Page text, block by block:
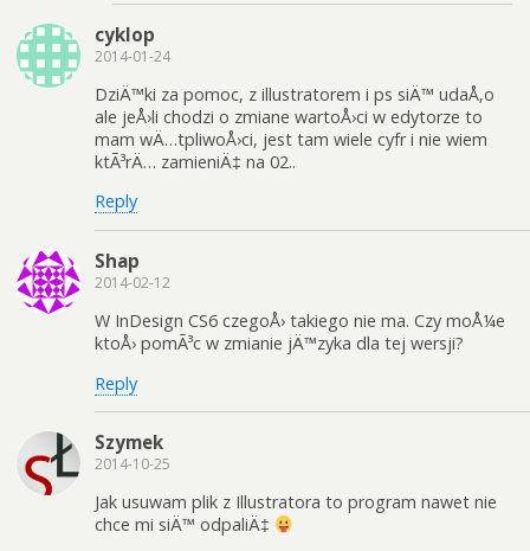
cyklop
2014-01-24
DziÄ™ki za pomoc, z illustratorem i ps siÄ™ udaÅ‚o
ale jeÅ›li chodzi o zmiane wartoÅ›ci w edytorze to
mam wÄ…tpliwoÅ›ci, jest tam wiele cyfr i nie wiem
ktÃ³rÄ… zamieniÄ‡ na 02..
Reply
Shap
2014-02-12
W InDesign CS6 czegoÅ› takiego nie ma. Czy moÅ¼e
ktoÅ› pomÃ³c w zmianie jÄ™zyka dla tej wersji?
Reply
Szymek
2014-10-25
Jak usuwam plik z Illustratora to program nawet nie
chce mi siÄ™ odpaliÄ‡